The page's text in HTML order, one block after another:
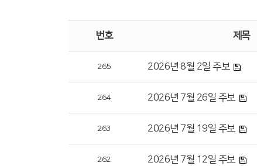
번호 제목
265 2026년 8월 2일 주보
264 2026년 7월 26일 주보
263 2026년 7월 19일 주보
262 2026년 7월 12일 주보